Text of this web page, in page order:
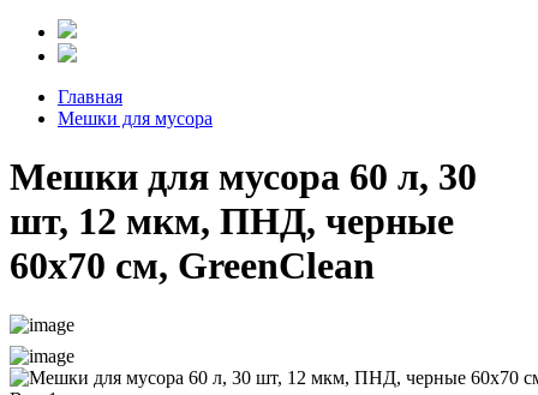
Главная
Мешки для мусора
Мешки для мусора 60 л, 30
шт, 12 мкм, ПНД, черные
60х70 см, GreenClean